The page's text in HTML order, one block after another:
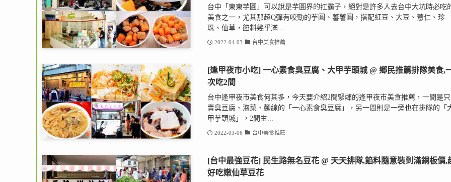
台中「東東芋圓」可以說是芋圓界的扛霸子，絕對是許多人去台中大坑時必吃
美食之一，尤其那超Q彈有咬勁的芋圓、蕃薯圓，搭配紅豆、大豆、薏仁、珍
珠、仙草，餡料幾乎滿...
2022-04-03 台中美食推薦
[逢甲夜市小吃] 一心素食臭豆腐、大甲芋頭城 @ 鄉民推薦排隊美食,
次吃2間
台中逢甲夜市美食何其多，今天要介紹2間緊鄰的逢甲夜市美食推薦，一間是只
賣臭豆腐、泡菜、麵線的「一心素食臭豆腐」，另一間則是一旁也在排隊的「
甲芋頭城」，2間生...
2022-03-06 台中美食推薦
[台中最強豆花] 民生路無名豆花 @ 天天排隊,餡料隨意裝到滿銅板價,
好吃嫩仙草豆花